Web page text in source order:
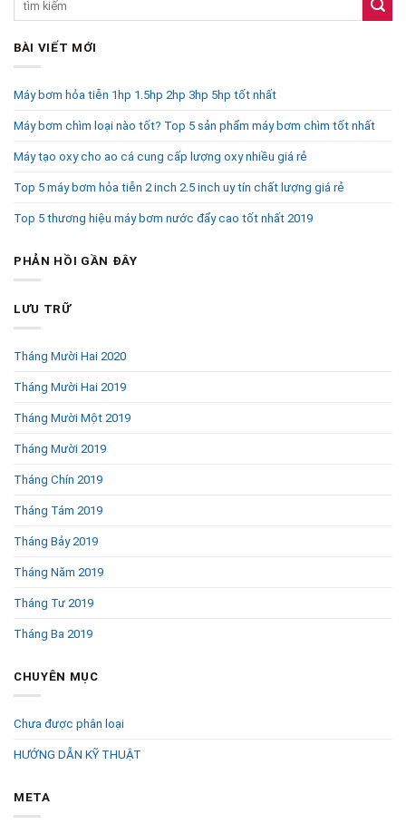
BÀI VIẾT MỚI
Máy bơm hỏa tiễn 1hp 1.5hp 2hp 3hp 5hp tốt nhất
Máy bơm chìm loại nào tốt? Top 5 sản phẩm máy bơm chìm tốt nhất
Máy tạo oxy cho ao cá cung cấp lượng oxy nhiều giá rẻ
Top 5 máy bơm hỏa tiễn 2 inch 2.5 inch uy tín chất lượng giá rẻ
Top 5 thương hiệu máy bơm nước đẩy cao tốt nhất 2019
PHẢN HỒI GẦN ĐÂY
LƯU TRỮ
Tháng Mười Hai 2020
Tháng Mười Hai 2019
Tháng Mười Một 2019
Tháng Mười 2019
Tháng Chín 2019
Tháng Tám 2019
Tháng Bảy 2019
Tháng Năm 2019
Tháng Tư 2019
Tháng Ba 2019
CHUYÊN MỤC
Chưa được phân loại
HƯỚNG DẪN KỸ THUẬT
META